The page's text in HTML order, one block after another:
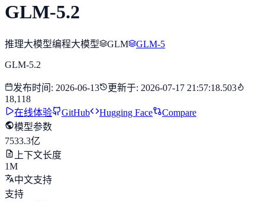
GLM-5.2
推理大模型编程大模型 GLM GLM-5
GLM-5.2
发布时间 : 2026-06-13 更新于: 2026-07-17 21:57:18.503
18,118
在线体验
GitHub Hugging Face
Compare
模型参数
7533.3亿
上下文长度
1M
中文支持
支持